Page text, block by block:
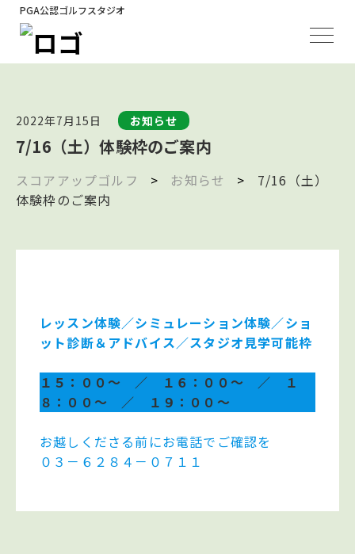
PGA公認ゴルフスタジオ
2022年7月15日 お知らせ
7/16（土）体験枠のご案内
スコアアップゴルフ > お知らせ >
7/16（土）
体験枠のご案内
レッスン体験／シミュレーション体験／ショ
ット診断＆アドバイス／スタジオ見学可能枠
１５：００～ ／ １６：００～ ／ １
８：００～ ／ １９：００～
お越しくださる前にお電話でご確認を
０３－６２８４－０７１１